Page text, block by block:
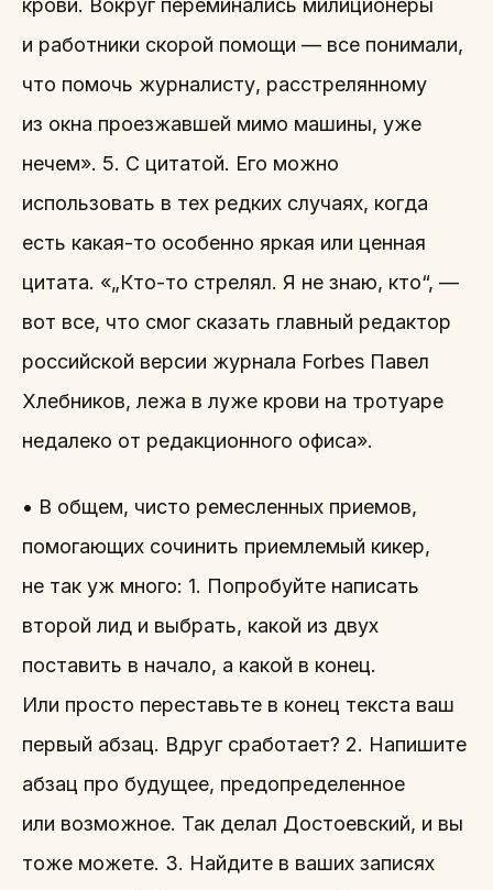
крови. Вокруг переминались милиционеры
и работники скорой помощи — все понимали,
что помочь журналисту, расстрелянному
из окна проезжавшей мимо машины, уже
нечем». 5. С цитатой. Его можно
использовать в тех редких случаях, когда
есть какая-то особенно яркая или ценная
цитата. «„Кто-то стрелял. Я не знаю, кто“, —
вот все, что смог сказать главный редактор
российской версии журнала Forbes Павел
Хлебников, лежа в луже крови на тротуаре
недалеко от редакционного офиса».
• В общем, чисто ремесленных приемов,
помогающих сочинить приемлемый кикер,
не так уж много: 1. Попробуйте написать
второй лид и выбрать, какой из двух
поставить в начало, а какой в конец.
Или просто переставьте в конец текста ваш
первый абзац. Вдруг сработает? 2. Напишите
абзац про будущее, предопределенное
или возможное. Так делал Достоевский, и вы
тоже можете. 3. Найдите в ваших записях